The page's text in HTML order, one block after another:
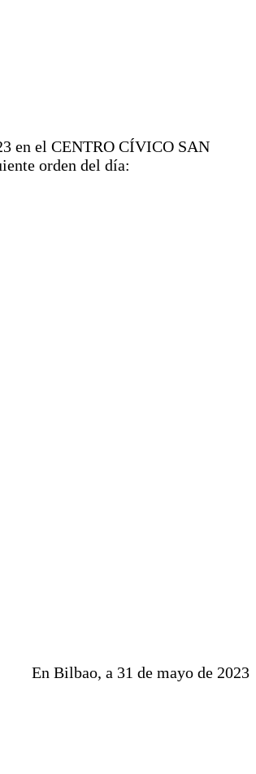
en el CENTRO CÍVICO SAN
orden del día:
En Bilbao, a 31 de mayo de 2023